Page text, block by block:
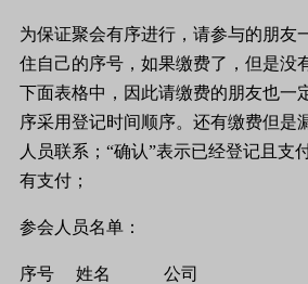
为保证聚会有序进行，请参与的朋友
住自己的序号，如果缴费了，但是没
下面表格中，因此请缴费的朋友也一
序采用登记时间顺序。还有缴费但是
人员联系；“确认”表示已经登记且支
有支付；
参会人员名单：
序号 姓名
公司